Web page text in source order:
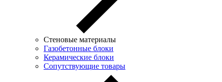
Стеновые материалы
Газобетонные блоки
Керамические блоки
Сопутствующие товары